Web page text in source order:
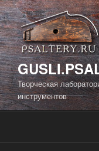
Перейти
к
содержимому
Творческая
инструментов